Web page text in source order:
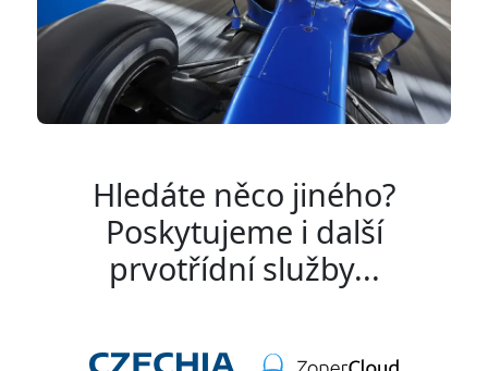
Hledáte něco jiného?
Poskytujeme i další
prvotřídní služby...